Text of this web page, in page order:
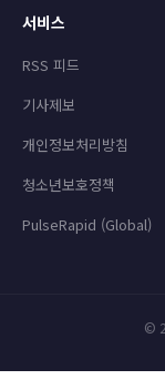
서비스
RSS 피드
기사제보
개인정보처리방침
청소년보호정책
PulseRapid (Global)
©